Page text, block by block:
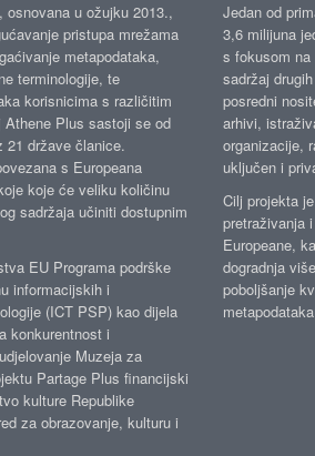
u ožujku 2013.,
pristupa mrežama
metapodataka,
terminologije, te
korisnicima s različitim
Athene Plus sastoji se od
21 države članice.
s Europeana
koje će veliku količinu
sadržaja učiniti dostupnim
EU Programa podrške
informacijskih i
(ICT PSP) kao dijela
konkurentnost i
Muzeja za
Partage Plus financijski
kulture Republike
za obrazovanje, kulturu i
Jedan od
3,6 milijuna
s fokusom
sadržaj
posredni
arhivi,
organizacije,
uključen i
Cilj projekta
pretraživanja
Europeane,
dogradnja
poboljšanje